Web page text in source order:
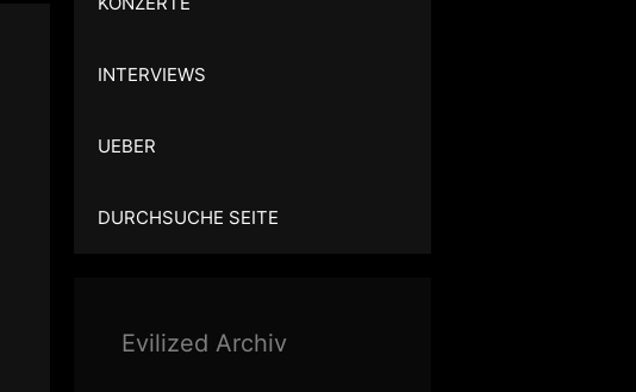
INTERVIEWS
UEBER
DURCHSUCHE SEITE
Evilized Archiv